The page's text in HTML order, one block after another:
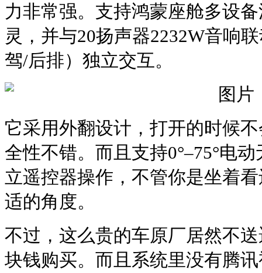
力非常强。支持鸿蒙座舱多设
灵，并与20扬声器2232W音响
驾/后排）独立交互。‌‌
它采用外翻设计，打开的时候
全性不错。而且支持0°–75°电
立遥控器操作，不管你是坐着
适的角度。
不过，这么贵的车原厂居然不
块钱购买。而且系统里没有腾